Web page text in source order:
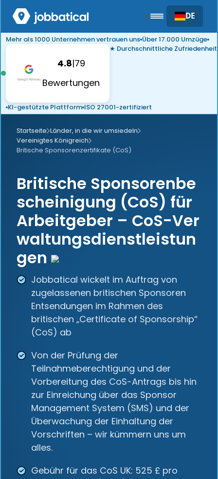
DE
Mehr als 1000 Unternehmen vertrauen uns Über 17.000 Umzüge
4.8|79
Bewertungen
★ Durchschnittliche Zufriedenheit
KI-gestützte Plattform ISO 27001-zertifiziert
Startseite Länder, in die wir umsiedeln
Vereinigtes Königreich
Britische Sponsorenzertifikate (CoS)
Britische Sponsorenbe
scheinigung (CoS) für
Arbeitgeber – CoS-Ver
waltungsdienstleistun
gen
Jobbatical wickelt im Auftrag von
zugelassenen britischen Sponsoren
Entsendungen im Rahmen des
britischen „Certificate of Sponsorship“
(CoS) ab
Von der Prüfung der
Teilnahmeberechtigung und der
Vorbereitung des CoS-Antrags bis hin
zur Einreichung über das Sponsor
Management System (SMS) und der
Überwachung der Einhaltung der
Vorschriften – wir kümmern uns um
alles.
Gebühr für das CoS UK: 525 £ pro